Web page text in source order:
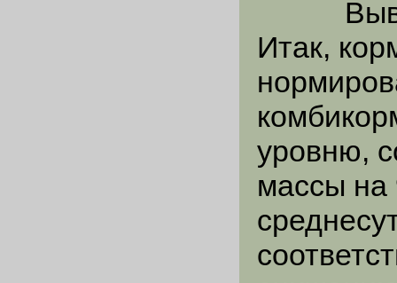
Итак,
уровню,
массы на